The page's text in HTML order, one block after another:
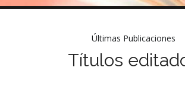
Últimas Publicaciones
Títulos